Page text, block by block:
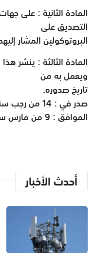
المادة الثانية : على
التصديق على
البروتوكولين المشار
المادة الثالثة : ينشر
ويعمل به من
تاريخ صدوره.
صدر في : 14 من رجب سنة 1441 هـ
الموافق : 9 من مارس سنة 2020 م
أحدث الأخبار